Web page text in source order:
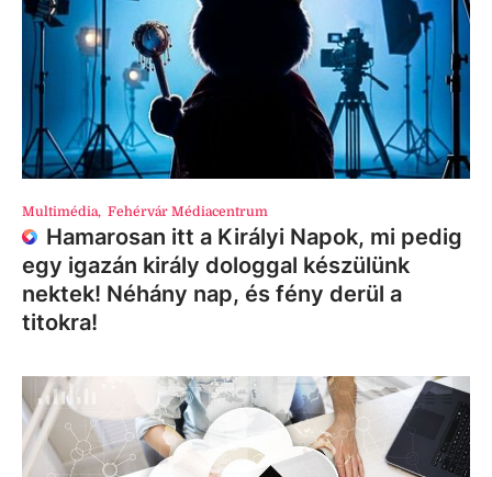
Multimédia, Fehérvár Médiacentrum
Hamarosan itt a Királyi Napok, mi pedig
egy igazán király dologgal készülünk
nektek! Néhány nap, és fény derül a
titokra!